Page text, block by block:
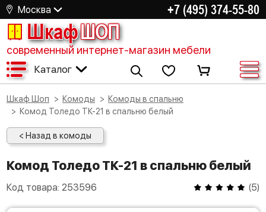
Москва +7 (495) 374-55-80
ШкафШОП
современный интернет-магазин мебели
Каталог
Шкаф Шоп Комоды
Комоды в спальню
Комод Толедо ТК-21 в спальню белый
< Назад в комоды
Комод Толедо ТК-21 в спальню белый
Код товара: 253596 (5)